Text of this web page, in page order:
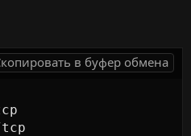
в буфер обмена